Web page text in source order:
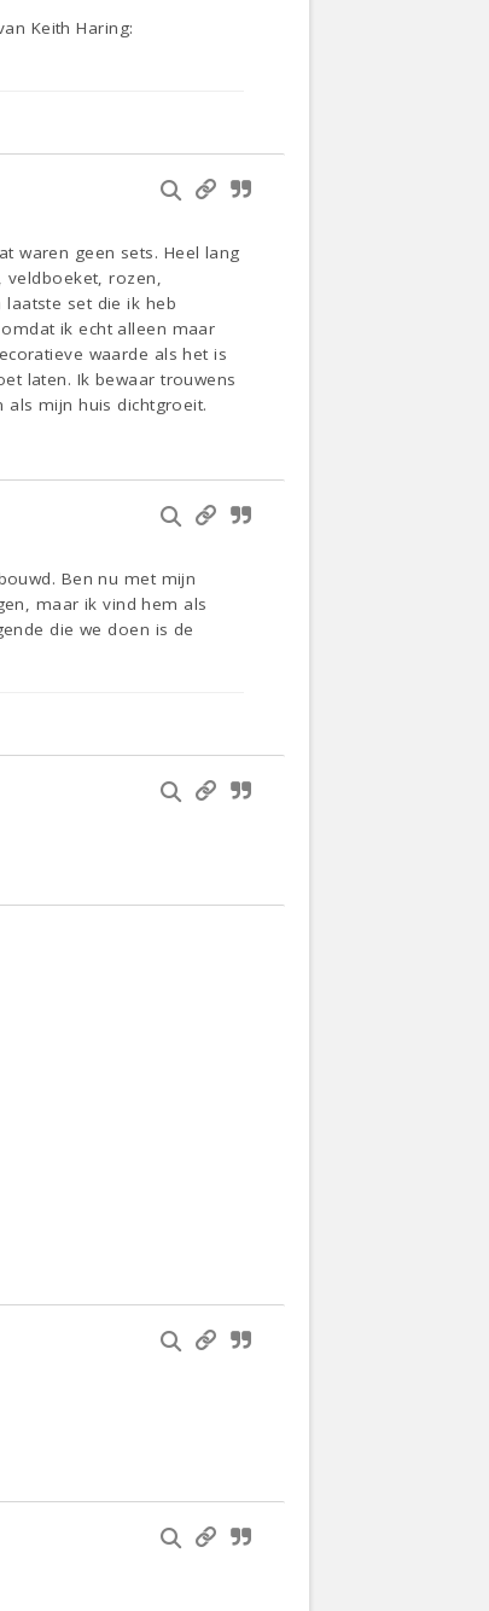
Keith Haring:
waren geen sets. Heel lang
veldboeket, rozen,
set die ik heb
ik echt alleen maar
waarde als het is
laten. Ik bewaar trouwens
mijn huis dichtgroeit.
Ben nu met mijn
maar ik vind hem als
die we doen is de